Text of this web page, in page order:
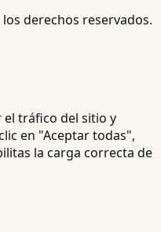
los derechos reservados.
el tráfico del sitio y
en "Aceptar todas",
la carga correcta de